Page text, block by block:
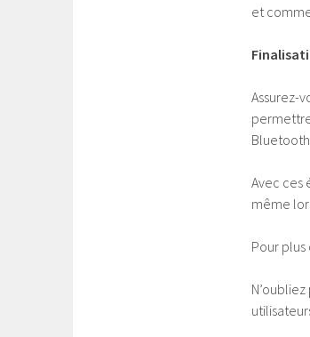
et
Assurez-
Avec ces
même
Pour